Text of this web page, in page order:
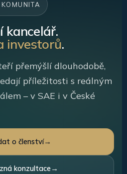
kancelář.
investorů.
přemýšlí dlouhodobě,
příležitosti s reálným
– v SAE i v České
o členství→
konzultace→